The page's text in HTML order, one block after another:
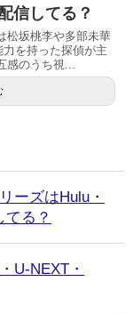
信してる？
松坂桃李や多部未華
を持った探偵が主
感のうち視...
ーズはHulu・
る？
U-NEXT・